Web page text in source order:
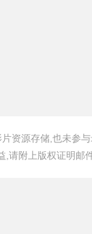
资源存储,也未参
,请附上版权证明